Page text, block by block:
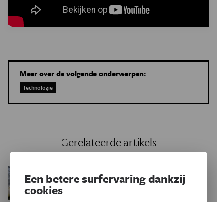
Meer over de volgende onderwerpen:
Technologie
Gerelateerde artikels
Technologie
Drone vindt zijn weg
naar huis met het brein van een
Een betere surfervaring dankzij
cookies